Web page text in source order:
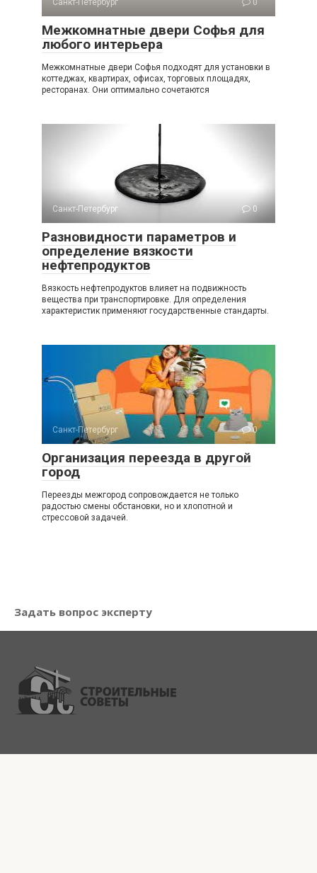
Санкт-Петербург 0
Межкомнатные двери Софья для
любого интерьера
Межкомнатные двери Софья подходят для установки в
коттеджах, квартирах, офисах, торговых площадях,
ресторанах. Они оптимально сочетаются
Санкт-Петербург 0
Разновидности параметров и
определение вязкости
нефтепродуктов
Вязкость нефтепродуктов влияет на подвижность
вещества при транспортировке. Для определения
характеристик применяют государственные стандарты.
Санкт-Петербург 0
Организация переезда в другой
город
Переезды межгород сопровождается не только
радостью смены обстановки, но и хлопотной и
стрессовой задачей.
Задать вопрос эксперту